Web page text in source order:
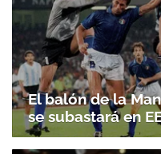
El balón de la
se subastará en